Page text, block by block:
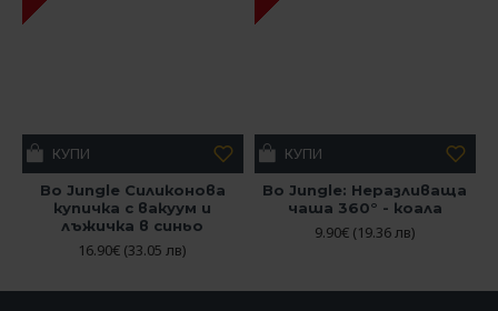
Bo Jungle Силиконова
купичка с вакуум и
лъжичка в синьо
16.90€ (33.05 лв)
КУПИ
Bo Jungle: Неразливаща
чаша 360° - коала
9.90€ (19.36 лв)
КУПИ